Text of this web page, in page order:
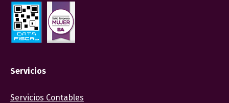
Servicios
Servicios Contables